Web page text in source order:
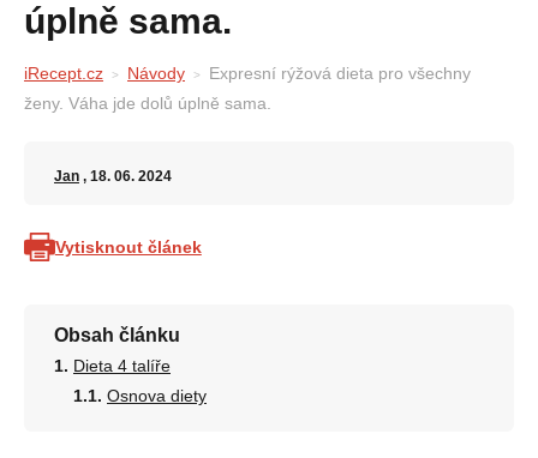
úplně sama.
iRecept.cz Návody
Expresní rýžová dieta pro všechny
ženy. Váha jde dolů úplně sama.
Jan , 18. 06. 2024
Vytisknout článek
Obsah článku
Dieta 4 talíře
Osnova diety